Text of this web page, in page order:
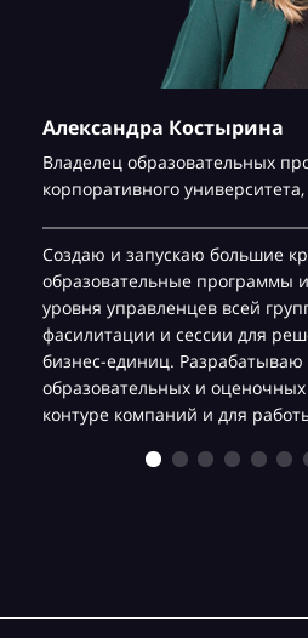
Александра Костырина
Владелец образовательных
корпоративного университета,
Создаю и запускаю большие
образовательные программы
уровня управленцев всей
фасилитации и сессии для
бизнес-единиц. Разрабатываю
образовательных и
контуре компаний и для